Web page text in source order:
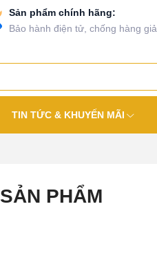
Sản phẩm chính hãng:
Bảo hành điện tử, chống hàng giả
TIN TỨC & KHUYẾN MÃI
SẢN PHẨM